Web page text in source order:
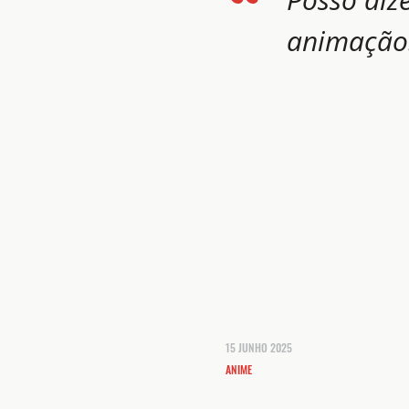
15 JUNHO 2025
ANIME